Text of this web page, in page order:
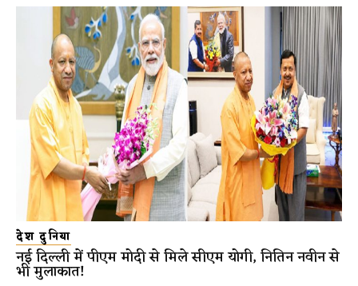
देश दुनिया
नई दिल्ली में पीएम मोदी से मिले सीएम योगी, नितिन नवीन से
भी मुलाकात!